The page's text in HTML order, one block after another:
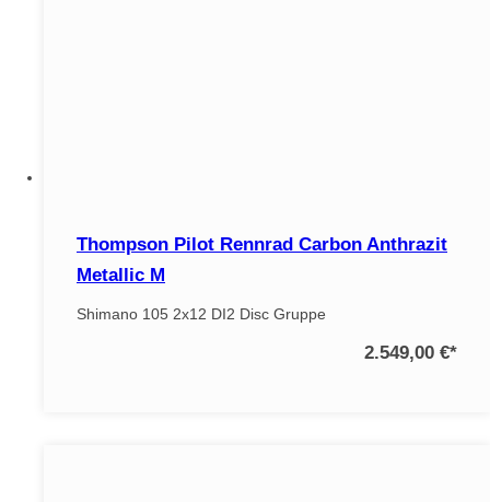
Thompson Pilot Rennrad Carbon Anthrazit
Metallic M
Shimano 105 2x12 DI2 Disc Gruppe
2.549,00 €*